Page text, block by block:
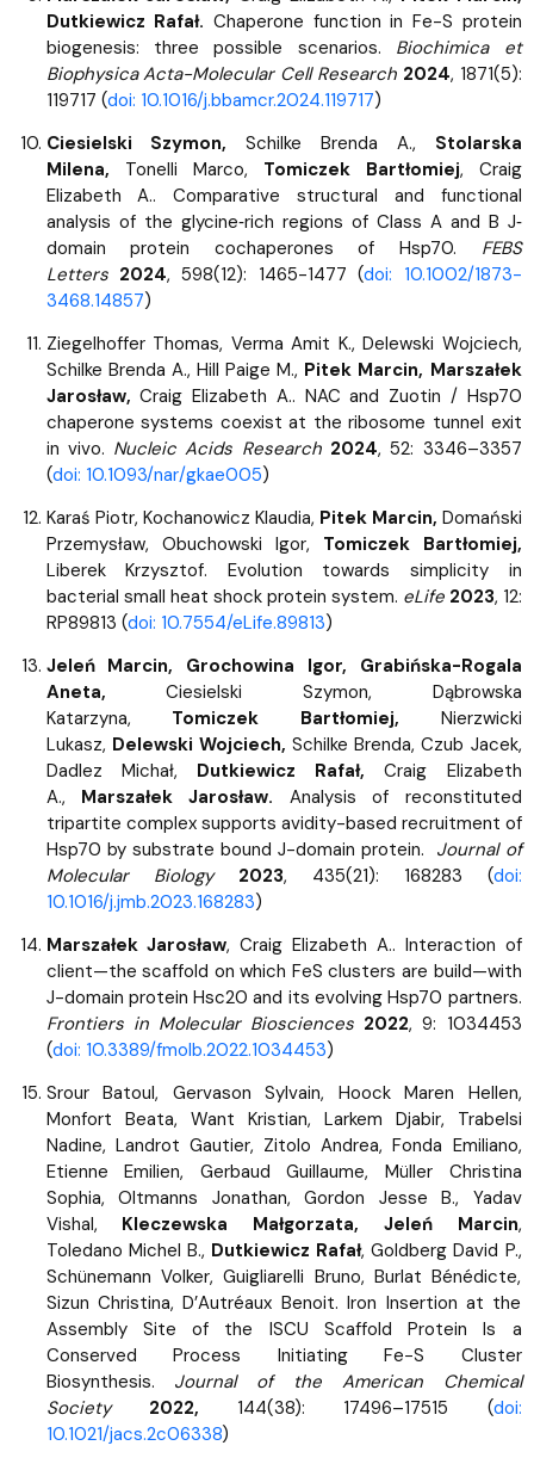
Dutkiewicz Rafał. Chaperone function in Fe-S protein
biogenesis: three possible scenarios. Biochimica et
Biophysica Acta-Molecular Cell Research 2024, 1871(5):
119717 (doi: 10.1016/j.bbamcr.2024.119717)
Ciesielski Szymon, Schilke Brenda A., Stolarska
Milena, Tonelli Marco, Tomiczek Bartłomiej, Craig
Elizabeth A.. Comparative structural and functional
analysis of the glycine‐rich regions of Class A and B J‐
domain protein cochaperones of Hsp70. FEBS
Letters2024, 598(12): 1465-1477 (doi: 10.1002/1873-
3468.14857)
Ziegelhoffer Thomas, Verma Amit K., Delewski Wojciech,
Schilke Brenda A., Hill Paige M., Pitek Marcin, Marszałek
Jarosław,Craig Elizabeth A.. NAC and Zuotin / Hsp70
chaperone systems coexist at the ribosome tunnel exit
in vivo. Nucleic Acids Research 2024, 52: 3346–3357
(doi: 10.1093/nar/gkae005)
Karaś Piotr, Kochanowicz Klaudia, Pitek Marcin, Domański
Przemysław, Obuchowski Igor, Tomiczek Bartłomiej,
Liberek Krzysztof.
Evolution towards simplicity in
bacterial small heat shock protein system. eLife 2023, 12:
RP89813 (doi: 10.7554/eLife.89813)
Jeleń Marcin, Grochowina Igor, Grabińska-Rogala
Aneta,Ciesielski Szymon, Dąbrowska
Katarzyna, Tomiczek Bartłomiej, Nierzwicki
Lukasz, Delewski Wojciech, Schilke Brenda, Czub Jacek,
Dadlez Michał, Dutkiewicz Rafał, Craig Elizabeth
A., Marszałek Jarosław. Analysis of reconstituted
tripartite complex supports avidity-based recruitment of
Hsp70 by substrate bound J-domain protein. Journal of
Molecular Biology
2023, 435(21): 168283 (doi:
10.1016/j.jmb.2023.168283)
Marszałek Jarosław, Craig Elizabeth A.. Interaction of
client—the scaffold on which FeS clusters are build—with
J-domain protein Hsc20 and its evolving Hsp70 partners.
Frontiers in Molecular Biosciences 2022, 9: 1034453
(doi: 10.3389/fmolb.2022.1034453)
Srour Batoul, Gervason Sylvain, Hoock Maren Hellen,
Monfort Beata, Want Kristian, Larkem Djabir, Trabelsi
Nadine, Landrot Gautier, Zitolo Andrea, Fonda Emiliano,
Etienne Emilien, Gerbaud Guillaume, Müller Christina
Sophia, Oltmanns Jonathan, Gordon Jesse B., Yadav
Vishal, Kleczewska Małgorzata, Jeleń Marcin,
Toledano Michel B., Dutkiewicz Rafał, Goldberg David P.,
Schünemann Volker, Guigliarelli Bruno, Burlat Bénédicte,
Sizun Christina, D’Autréaux Benoit. Iron Insertion at the
Assembly Site of the ISCU Scaffold Protein Is a
Conserved Process Initiating Fe−S Cluster
Biosynthesis. Journal of the American Chemical
Society
2022, 144(38): 17496–17515 (doi:
10.1021/jacs.2c06338)